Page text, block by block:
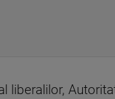
liberalilor,